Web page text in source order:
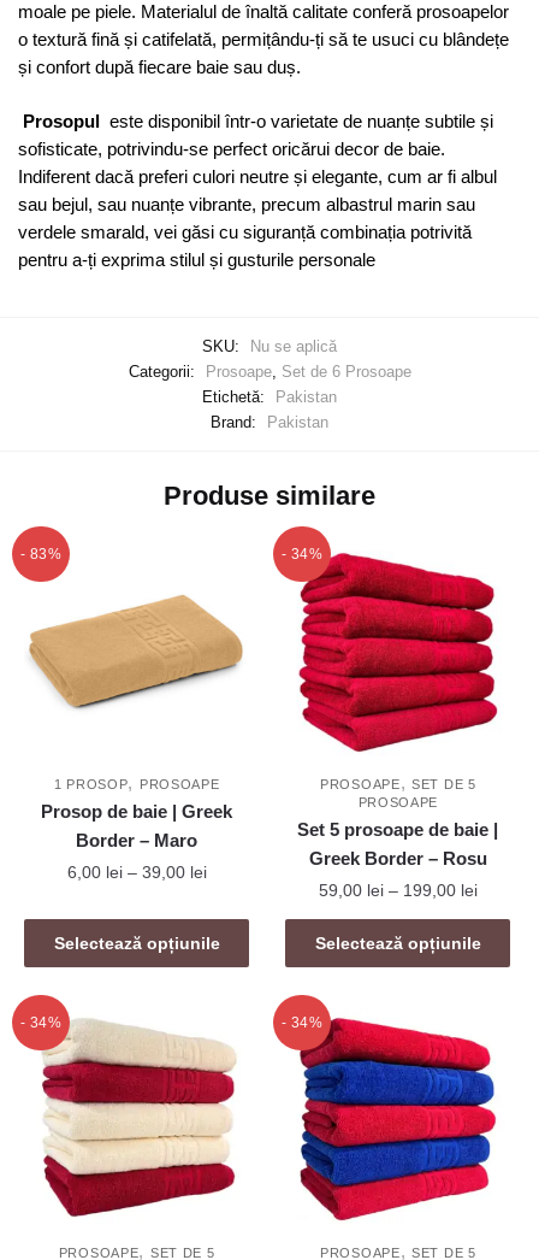
moale pe piele. Materialul de înaltă calitate conferă prosoapelor
o textură fină și catifelată, permițându-ți să te usuci cu blândețe
și confort după fiecare baie sau duș.
Prosopul este disponibil într-o varietate de nuanțe subtile și
sofisticate, potrivindu-se perfect oricărui decor de baie.
Indiferent dacă preferi culori neutre și elegante, cum ar fi albul
sau bejul, sau nuanțe vibrante, precum albastrul marin sau
verdele smarald, vei găsi cu siguranță combinația potrivită
pentru a-ți exprima stilul și gusturile personale
SKU:
Nu se aplică
Categorii:
Prosoape, Set de 6 Prosoape
Etichetă:
Pakistan
Brand:
Pakistan
Produse similare
- 83%
1 PROSOP, PROSOAPE
Prosop de baie | Greek
Border – Maro
6,00 lei – 39,00 leiInterval
prețuri:
6,00 lei
Selectează opțiunile
Acest
produs
multe
variații.
Opțiunile
fi
alese
în
- 34%
PROSOAPE,SET DE 5
PROSOAPE
Set 5 prosoape de baie |
Greek Border – Rosu
59,00 lei – 199,00 leiInterval
de
prețuri:
59,00
199,00
Selectează opțiunile
Acest
produs
multe
variații.
Opțiunile
pot
fi
alese
pagina
- 34%
PROSOAPE, SET DE 5
- 34%
PROSOAPE,SET DE 5